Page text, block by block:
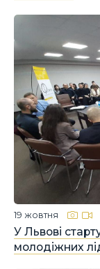
У Львові
молодіжних
19 жовтня